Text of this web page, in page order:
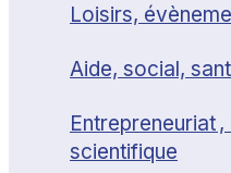
Loisirs,
Aide, social,
Entrepreneuriat
scientifique